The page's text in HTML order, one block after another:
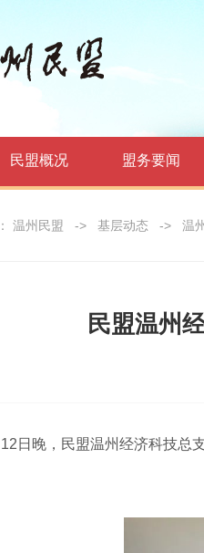
民盟概况 盟务要闻
温州民盟 -> 基层动态 -> 温
民盟温州
晚，民盟温州经济科技总支